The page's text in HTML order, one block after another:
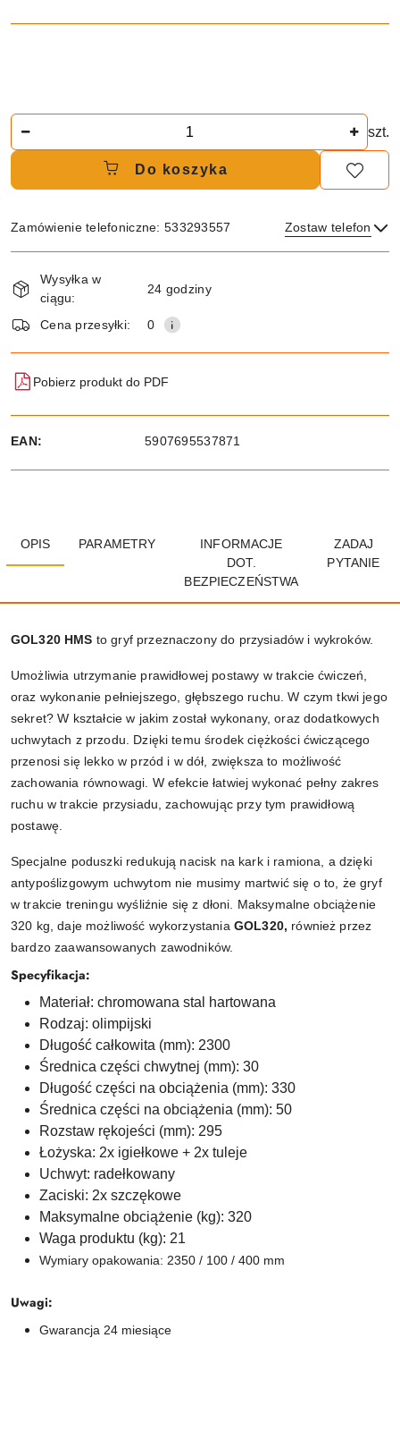
szt.
Do koszyka
Zamówienie telefoniczne: 533293557 Zostaw telefon
i
dostawa
Wysyłka w
ciągu:
24 godziny
Cena przesyłki: 0
Pobierz produkt do PDF
EAN: 5907695537871
OPIS PARAMETRY
INFORMACJE
DOT.
BEZPIECZEŃSTWA
ZADAJ
PYTANIE
GOL320 HMS to gryf przeznaczony do przysiadów i wykroków.
Umożliwia utrzymanie prawidłowej postawy w trakcie ćwiczeń,
oraz wykonanie pełniejszego, głębszego ruchu. W czym tkwi jego
sekret? W kształcie w jakim został wykonany, oraz dodatkowych
uchwytach z przodu. Dzięki temu środek ciężkości ćwiczącego
przenosi się lekko w przód i w dół, zwiększa to możliwość
zachowania równowagi. W efekcie łatwiej wykonać pełny zakres
ruchu w trakcie przysiadu, zachowując przy tym prawidłową
postawę.
Specjalne poduszki redukują nacisk na kark i ramiona, a dzięki
antypoślizgowym uchwytom nie musimy martwić się o to, że gryf
w trakcie treningu wyśliźnie się z dłoni. Maksymalne obciążenie
320 kg, daje możliwość wykorzystania GOL320, również przez
bardzo zaawansowanych zawodników.
Specyfikacja:
Materiał: chromowana stal hartowana
Rodzaj: olimpijski
Długość całkowita (mm): 2300
Średnica części chwytnej (mm): 30
Długość części na obciążenia (mm): 330
Średnica części na obciążenia (mm): 50
Rozstaw rękojeści (mm): 295
Łożyska: 2x igiełkowe + 2x tuleje
Uchwyt: radełkowany
Zaciski: 2x szczękowe
Maksymalne obciążenie (kg): 320
Waga produktu (kg): 21
Wymiary opakowania: 2350 / 100 / 400 mm
Uwagi:
Gwarancja 24 miesiące